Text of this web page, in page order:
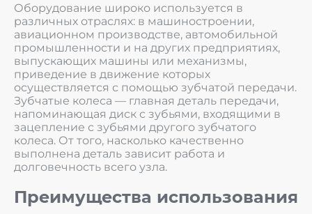
Оборудование широко используется в
различных отраслях: в машиностроении,
авиационном производстве, автомобильной
промышленности и на других предприятиях,
выпускающих машины или механизмы,
приведение в движение которых
осуществляется с помощью зубчатой передачи.
Зубчатые колеса — главная деталь передачи,
напоминающая диск с зубьями, входящими в
зацепление с зубьями другого зубчатого
колеса. От того, насколько качественно
выполнена деталь зависит работа и
долговечность всего узла.
Преимущества использования